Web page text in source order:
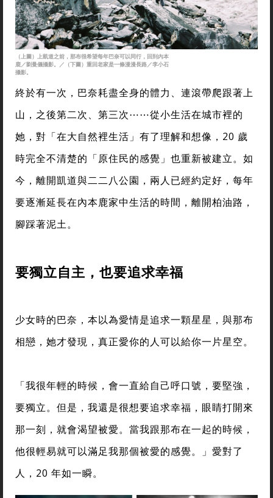
（上圖）上凱道之前，那布很希望每年巴奈可以同行，回到內本
鹿／劉曼儀攝影。／（下圖）重回老家是一條漫漫長路／李小石
攝影。
終於有一次，巴奈耗盡全身的體力、連滾帶爬跟著上
山，之後第二次、第三次⋯⋯從小生活在城市裡的
她，對「在大自然裡生活」有了理解和想像，20 歲
時完全不清楚的「原住民的感覺」也重新被建立。如
今，離開凱道與二二八公園，兩人已經約定好，每年
要逐漸延長在內本鹿家中生活的時間，離開柏油路，
腳踩著泥土。
要獨立自主，也要追求幸福
少女時的巴奈，本以為愛情是追求一顆星星，與那布
相戀，她才發現，真正愛你的人可以給你一片星空。
「我很年輕的時候，會一直給自己呼口號，要堅強，
要獨立。但是，我還是很想要追求幸福，眼睛打開來
那一刻，就會渴望被愛。當我跟那布在一起的時候，
他很輕易就可以滿足我那個被愛的感覺。」愛對了
人，20 年如一瞬。